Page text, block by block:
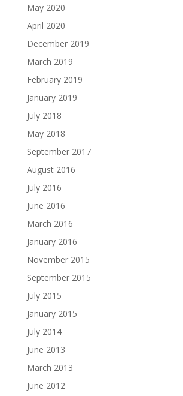
May 2020
April 2020
December 2019
March 2019
February 2019
January 2019
July 2018
May 2018
September 2017
August 2016
July 2016
June 2016
March 2016
January 2016
November 2015
September 2015
July 2015
January 2015
July 2014
June 2013
March 2013
June 2012